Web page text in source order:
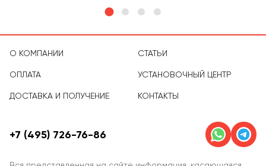
О КОМПАНИИ
ОПЛАТА
ДОСТАВКА И ПОЛУЧЕНИЕ
СТАТЬИ
УСТАНОВОЧНЫЙ ЦЕНТР
КОНТАКТЫ
+7 (495) 726-76-86